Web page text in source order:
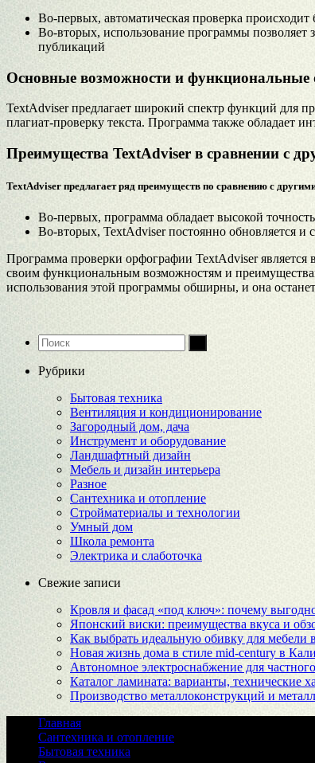
Во-первых, автоматическая проверка
Во-вторых, использование программы позволяет
публикаций
Основные возможности и функциональные
TextAdviser предлагает широкий спектр функций для
плагиат-проверку текста. Программа также обладает
Преимущества TextAdviser в сравнении с
TextAdviser предлагает ряд преимуществ по сравнению с
Во-первых, программа обладает высокой
Во-вторых, TextAdviser постоянно обновляется и
Программа проверки орфографии TextAdviser является
своим функциональным возможностям и
использования этой программы обширны, и она
Рубрики
Бытовая техника
Вентиляция и кондиционирование
Загородный дом, дача
Инструмент и оборудование
Ландшафтный дизайн
Мебель и дизайн интерьера
Разное
Сантехника и отопление
Стройматериалы и технологии
Умный дом
Школа ремонта
Электрика и слаботочка
Свежие записи
Кровля и фасад «под ключ»: почему
Японский виски: преимущества вкуса и
Как выбрать идеальную обивку для мебели
Новая жизнь дома в стиле mid-century в
Автономное электроснабжение для
Каталог ламината: варианты, технические
Производство металлоконструкций и
Главная
Сантехника и отопление
Бытовая техника